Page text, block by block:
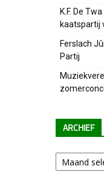
K.F. De
kaatspartij
Ferslach
Partij
ARCHIEF
Archief